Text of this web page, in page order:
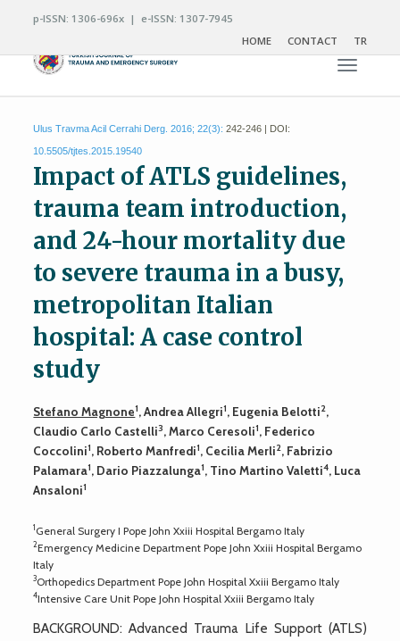
p-ISSN: 1306-696x | e-ISSN: 1307-7945
HOME
CONTACT TR
Toggle
Ulus Travma Acil Cerrahi Derg. 2016; 22(3): 242-246 | DOI:
10.5505/tjtes.2015.19540
Impact of ATLS guidelines,
trauma team introduction,
and 24-hour mortality due
to severe trauma in a busy,
metropolitan Italian
hospital: A case control
study
Stefano Magnone1, Andrea Allegri1, Eugenia Belotti2,
Claudio Carlo Castelli3, Marco Ceresoli1, Federico
Coccolini1, Roberto Manfredi1, Cecilia Merli2, Fabrizio
Palamara1, Dario Piazzalunga1, Tino Martino Valetti4, Luca
Ansaloni1
1General Surgery I Pope John Xxiii Hospital Bergamo Italy
2Emergency Medicine Department Pope John Xxiii Hospital Bergamo
Italy
3Orthopedics Department Pope John Hospital Xxiii Bergamo Italy
4Intensive Care Unit Pope John Hospital Xxiii Bergamo Italy
BACKGROUND: Advanced Trauma Life Support (ATLS)